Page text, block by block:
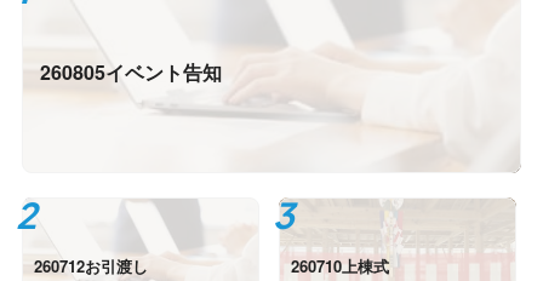
260805イベント告知
260712お引渡し 260710上棟式